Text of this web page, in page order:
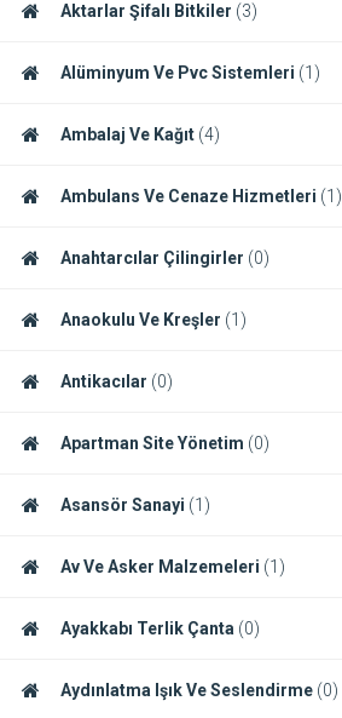
Aktarlar Şifalı Bitkiler (3)
Alüminyum Ve Pvc Sistemleri (1)
Ambalaj Ve Kağıt (4)
Ambulans Ve Cenaze Hizmetleri (1)
Anahtarcılar Çilingirler (0)
Anaokulu Ve Kreşler (1)
Antikacılar (0)
Apartman Site Yönetim (0)
Asansör Sanayi (1)
Av Ve Asker Malzemeleri (1)
Ayakkabı Terlik Çanta (0)
Aydınlatma Işık Ve Seslendirme (0)